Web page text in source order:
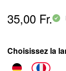
35,00 Fr.
Choisissez la